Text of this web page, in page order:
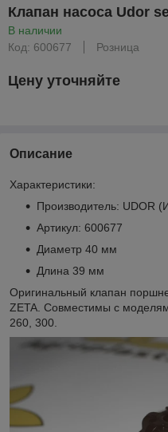
Клапан насоса Udor
В наличии
Код: 600677
Розница
Цену уточняйте
Описание
Характеристики:
Производитель: UDOR
Артикул: 600677
Диаметр 40 мм
Длина 39 мм
Оригинальный клапан
ZETA. Совместимы с
260, 300.